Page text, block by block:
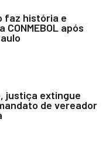
faz história e
após
justiça extingue
de vereador